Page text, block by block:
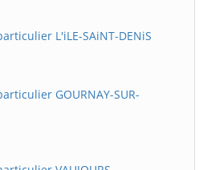
L'iLE-SAiNT-DENiS
GOURNAY-SUR-